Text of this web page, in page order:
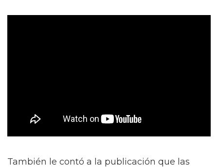
También le contó a la publicación que las